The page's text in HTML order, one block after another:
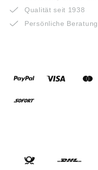
Qualität seit 1938
Persönliche Beratung